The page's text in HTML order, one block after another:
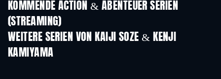
KOMMENDE ACTION & ABENTEUER SERIEN
(STREAMING)Staffel 2
WEITERE SERIEN VON KAIJI SOZE & KENJI
KAMIYAMA